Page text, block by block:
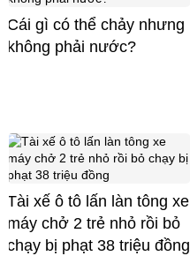
Cái gì có thể chảy nhưng
không phải nước?
Tài xế ô tô lấn làn tông xe
máy chở 2 trẻ nhỏ rồi bỏ
chạy bị phạt 38 triệu đồng